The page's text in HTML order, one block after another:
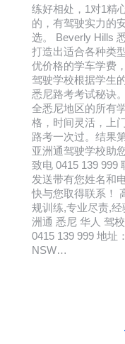
练好相处，1对1精
的，有驾驶实力的
选。 Beverly Hills
打造出适合各种类
优价格的学车学费
驾驶学校根据学生
悉尼路考考试秘诀
全悉尼地区的所有
格，时间灵活，上
路考一次过。结果
亚洲通驾驶学校助
致电 0415 139 999
发送带有您姓名和
快与您取得联系！
规训练,专业尽责,
洲通 悉尼 华人 驾
0415 139 999 地址
NSW…